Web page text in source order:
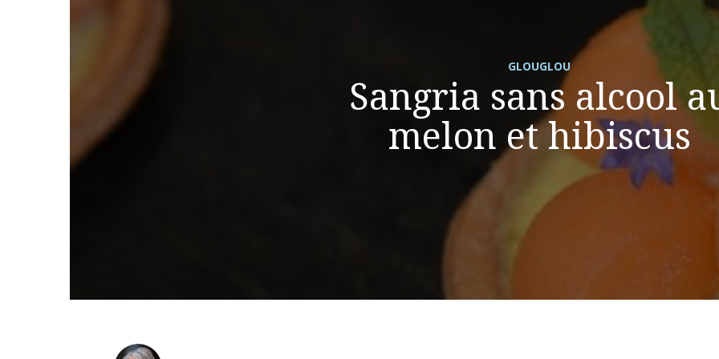
GLOUGLOU
Sangria sans alcool
melon et hibiscus